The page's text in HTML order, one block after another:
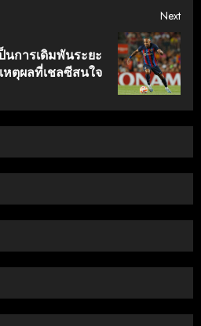
Next
นการเดิมพันระยะ
หตุผลที่เชลซีสนใจ